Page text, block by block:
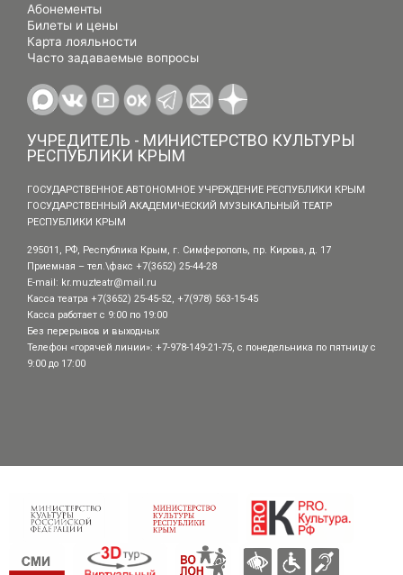
Абонементы
Билеты и цены
Карта лояльности
Часто задаваемые вопросы
УЧРЕДИТЕЛЬ - МИНИСТЕРСТВО КУЛЬТУРЫ
РЕСПУБЛИКИ КРЫМ
ГОСУДАРСТВЕННОЕ АВТОНОМНОЕ УЧРЕЖДЕНИЕ РЕСПУБЛИКИ КРЫМ
ГОСУДАРСТВЕННЫЙ АКАДЕМИЧЕСКИЙ МУЗЫКАЛЬНЫЙ ТЕАТР
РЕСПУБЛИКИ КРЫМ
295011, РФ, Республика Крым, г. Симферополь, пр. Кирова, д. 17
Приемная – тел.\факс +7(3652) 25-44-28
E-mail: kr.muzteatr@mail.ru
Касса театра +7(3652) 25-45-52, +7(978) 563-15-45
Касса работает с 9:00 по 19:00
Без перерывов и выходных
Телефон «горячей линии»: +7-978-149-21-75, с понедельника по пятницу с
9:00 до 17:00